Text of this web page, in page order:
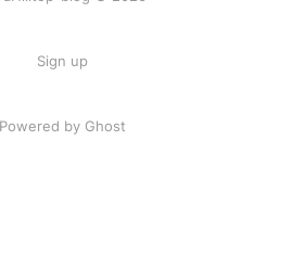
Sign up
Powered by Ghost